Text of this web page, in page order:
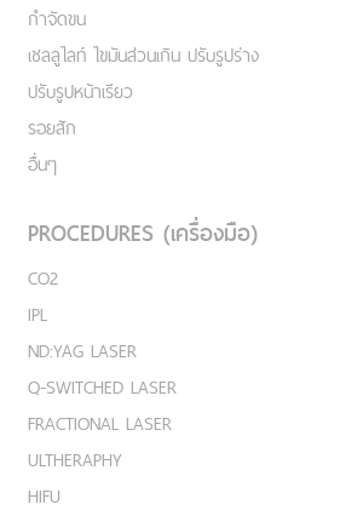
กำจัดขน
เชลลูไลท์ ไขมันส่วนเกิน ปรับรูปร่าง
ปรับรูปหน้าเรียว
รอยสัก
อื่นๆ
PROCEDURES (เครื่องมือ)
CO2
IPL
ND:YAG LASER
Q-SWITCHED LASER
FRACTIONAL LASER
ULTHERAPHY
HIFU